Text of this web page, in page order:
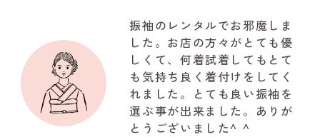
振袖のレンタルでお邪魔しま
した。お店の方々がとても優
しくて、何着試着してもとて
も気持ち良く着付けをしてく
れました。とても良い振袖を
選ぶ事が出来ました。ありが
とうございました^ ^